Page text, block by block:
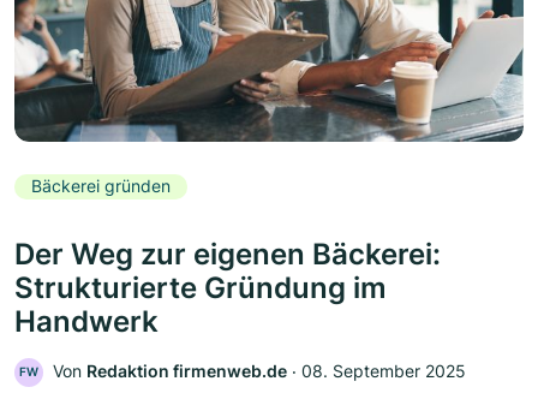
Bäckerei gründen
Der Weg zur eigenen Bäckerei:
Strukturierte Gründung im
Handwerk
FW Von Redaktion firmenweb.de ‧ 08. September 2025